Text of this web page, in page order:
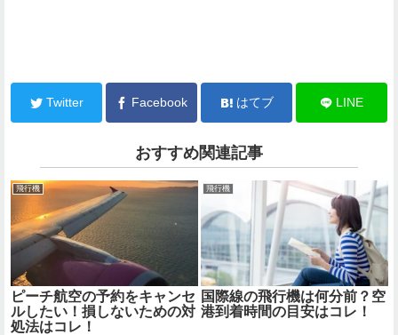
Twitter Facebook はてブ LINE
おすすめ関連記事
飛行機
ピーチ航空の予約をキャンセ
ルしたい！損しないための対
処法はコレ！
飛行機
国際線の飛行機は何分前？空
港到着時間の目安はコレ！